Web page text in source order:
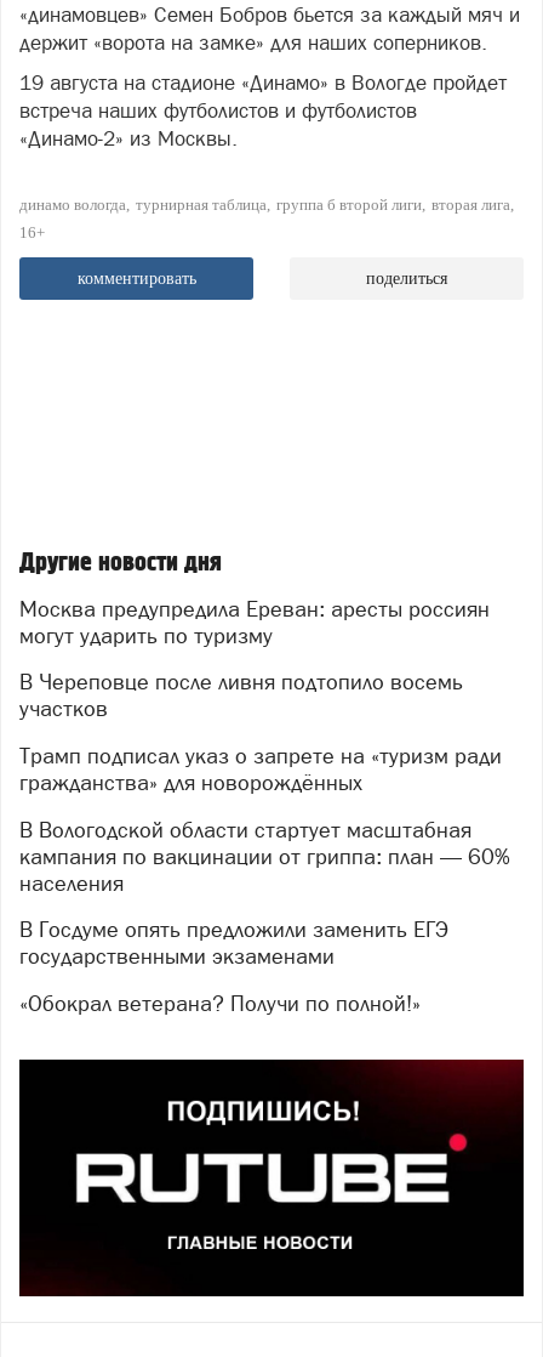
«динамовцев» Семен Бобров бьется за каждый мяч и
держит «ворота на замке» для наших соперников.
19 августа на стадионе «Динамо» в Вологде пройдет
встреча наших футболистов и футболистов
«Динамо-2» из Москвы.
динамо вологда турнирная таблица группа б второй лиги вторая лига
16+
комментировать поделиться
Другие новости дня
Москва предупредила Ереван: аресты россиян
могут ударить по туризму
В Череповце после ливня подтопило восемь
участков
Трамп подписал указ о запрете на «туризм ради
гражданства» для новорождённых
В Вологодской области стартует масштабная
кампания по вакцинации от гриппа: план — 60%
населения
В Госдуме опять предложили заменить ЕГЭ
государственными экзаменами
«Обокрал ветерана? Получи по полной!»